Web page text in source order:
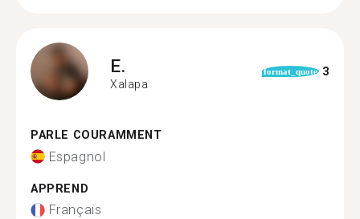
E.
Xalapa
format_quote 3
PARLE COURAMMENT
Espagnol
APPREND
Français